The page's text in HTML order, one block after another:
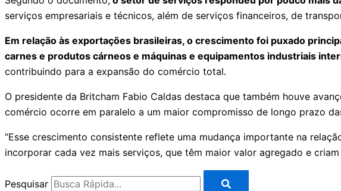
serviços empresariais e técnicos, além de serviços financeiros, de
Em relação às exportações brasileiras, o crescimento foi puxado
carnes e produtos cárneos e máquinas e equipamentos industriais
contribuindo para a expansão do comércio total.
O presidente da Britcham Fabio Caldas destaca que também houve
comércio ocorre em paralelo a um maior compromisso de longo prazo
“Esse crescimento consistente reflete uma mudança importante na
incorporar cada vez mais serviços, que têm maior valor agregado e
Pesquisar